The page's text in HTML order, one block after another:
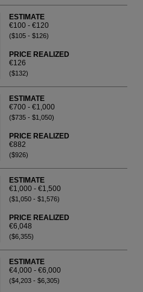
ESTIMATE
€100 - €120
($105 - $126)
PRICE REALIZED
€126
($132)
ESTIMATE
€700 - €1,000
($735 - $1,050)
PRICE REALIZED
€882
($926)
ESTIMATE
€1,000 - €1,500
($1,050 - $1,576)
PRICE REALIZED
€6,048
($6,355)
ESTIMATE
€4,000 - €6,000
($4,203 - $6,305)